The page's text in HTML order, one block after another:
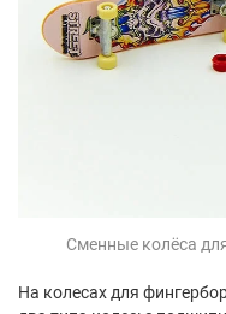
Сменные колёса
На колесах для